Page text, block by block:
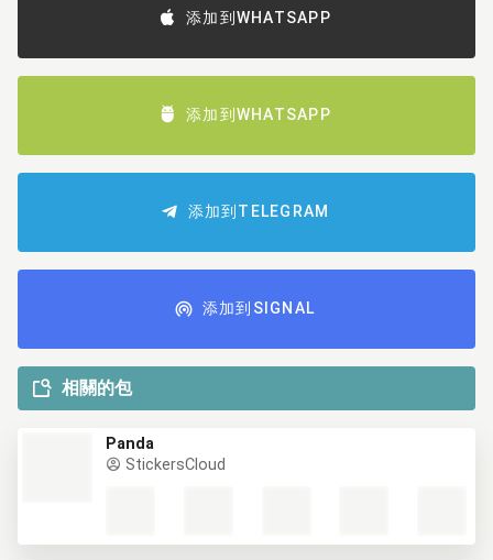
添加到WHATSAPP
添加到WHATSAPP
添加到TELEGRAM
添加到SIGNAL
相關的包
Panda
StickersCloud